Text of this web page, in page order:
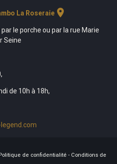
La Roseraielocation_on
le porche ou par la rue Marie
Seine
de 10h à 18h,
de confidentialité - Conditions de